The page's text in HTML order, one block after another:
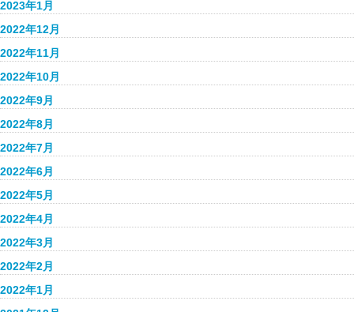
2023年1月
2022年12月
2022年11月
2022年10月
2022年9月
2022年8月
2022年7月
2022年6月
2022年5月
2022年4月
2022年3月
2022年2月
2022年1月